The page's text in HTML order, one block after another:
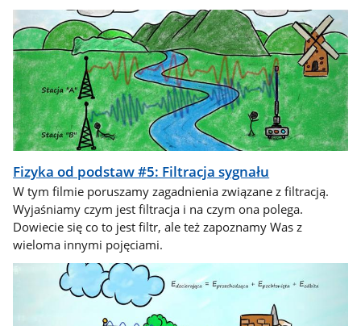
Fizyka od podstaw #5: Filtracja sygnału
W tym filmie poruszamy zagadnienia związane z filtracją.
Wyjaśniamy czym jest filtracja i na czym ona polega.
Dowiecie się co to jest filtr, ale też zapoznamy Was z
wieloma innymi pojęciami.